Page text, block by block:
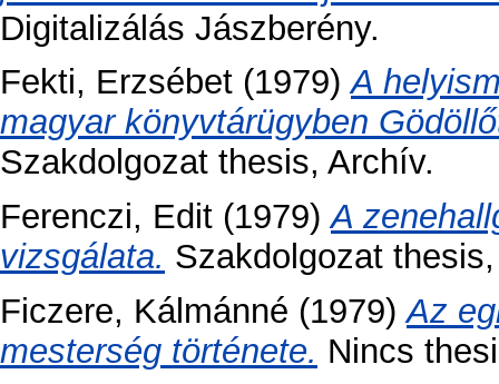
Digitalizálás Jászberény.
Fekti, Erzsébet (1979)A
magyar könyvtárügyben
Szakdolgozat thesis, Archív.
Ferenczi, Edit (1979)A
vizsgálata. Szakdolgozat
Ficzere, Kálmánné (1979)Az
mesterség története. Nincs